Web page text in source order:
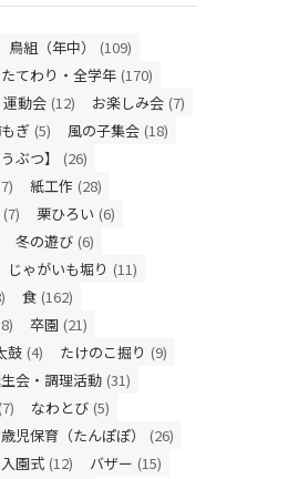
鳥組（年中）
(109)
たてわり・全学年 (170)
運動会 (12) お楽しみ会 (7)
ぎ (5) 風の子集会 (18)
ぶつ】
(26)
紙工作 (28)
(7) 栗ひろい (6)
冬の遊び (6)
じゃがいも堀り (11)
食 (162)
卒園 (21)
鼓 (4) たけのこ掘り (9)
会・調理活動 (31)
(7) なわとび (5)
児保育（たんぽぽ）
(26)
入園式 (12) バザー (15)